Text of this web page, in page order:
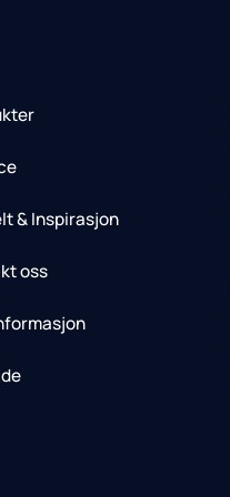
& Inspirasjon
oss